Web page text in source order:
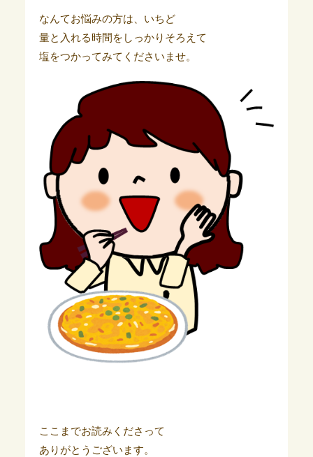
なんてお悩みの方は、いちど
量と入れる時間をしっかりそろえて
塩をつかってみてくださいませ。
ここまでお読みくださって
ありがとうございます。